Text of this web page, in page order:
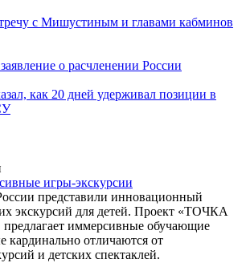
с Мишустиным и главами кабминов
о расчленении России
как 20 дней удерживал позиции в
игры-экскурсии
представили инновационный
экскурсий для детей. Проект «ТОЧКА
иммерсивные обучающие
кардинально отличаются от
и детских спектаклей.